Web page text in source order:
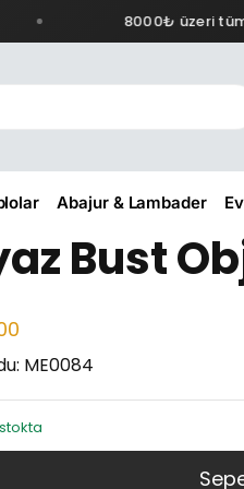
8000₺ üzeri
Abajur & Lambader
Bust
ME0084